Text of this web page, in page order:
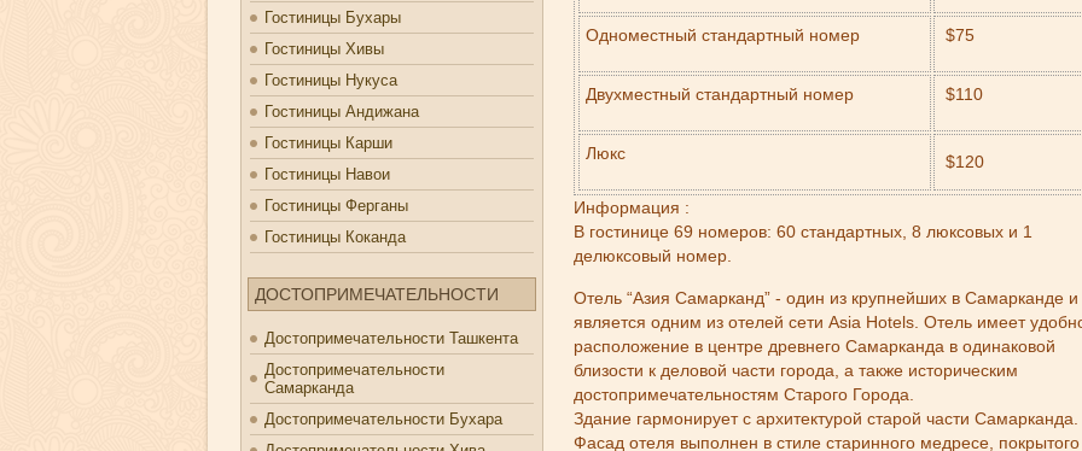
Гостиницы Бухары
Гостиницы Хивы
Гостиницы Нукуса
Гостиницы Андижана
Гостиницы Карши
Гостиницы Навои
Гостиницы Ферганы
Гостиницы Коканда
ДОСТОПРИМЕЧАТЕЛЬНОСТИ
Достопримечательности Ташкента
Достопримечательности
Самарканда
Достопримечательности Бухара
Одноместный стандартный номер $75
Двухместный стандартный номер $110
Люкc $120
Информация :
В гостинице 69 номеров: 60 стандартных, 8 люксовых и 1
делюксовый номер.
Отель “Азия Самарканд” - один из крупнейших в Самарканде и
является одним из отелей сети Asia Hotels. Отель имеет
расположение в центре древнего Самарканда в одинаковой
близости к деловой части города, а также историческим
достопримечательностям Старого Города.
Здание гармонирует с архитектурой старой части Самарканда.
Фасад отеля выполнен в стиле старинного медресе, покрытого